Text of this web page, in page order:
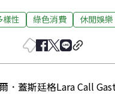
樣性 綠色消費 休閒娛樂
．蓋斯廷格Lara Call